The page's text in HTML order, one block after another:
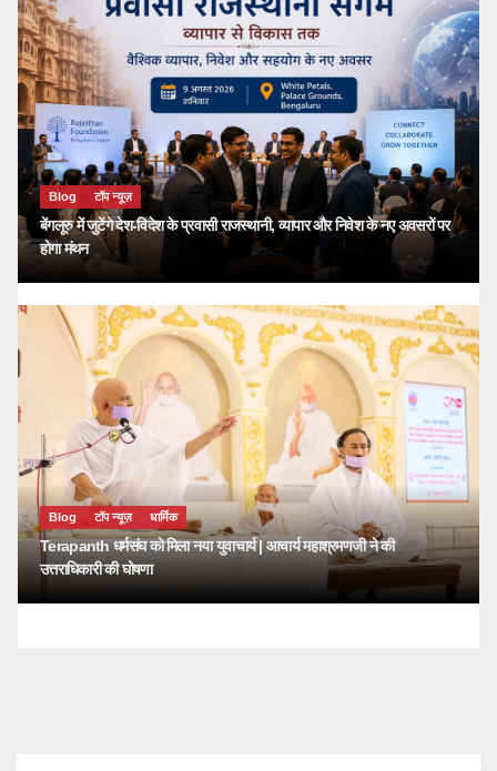
Blog टॉप न्यूज़
बेंगलूरु में जुटेंगे देश-विदेश के प्रवासी राजस्थानी, व्यापार और निवेश के नए अवसरों पर
होगा मंथन
Blog टॉप न्यूज़ धार्मिक
Terapanth धर्मसंघ को मिला नया युवाचार्य | आचार्य महाश्रमणजी ने की
उत्तराधिकारी की घोषणा